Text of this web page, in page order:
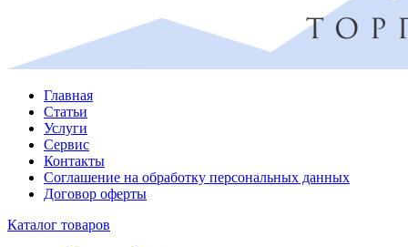
Главная
Статьи
Услуги
Сервис
Контакты
Соглашение на обработку персональных данных
Договор оферты
Каталог товаров